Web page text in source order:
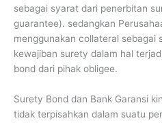
sebagai syarat dari penerbitan
guarantee). sedangkan
menggunakan collateral sebagai
kewajiban surety dalam hal
bond dari pihak obligee.
Surety Bond dan Bank Garansi
tidak terpisahkan dalam suatu